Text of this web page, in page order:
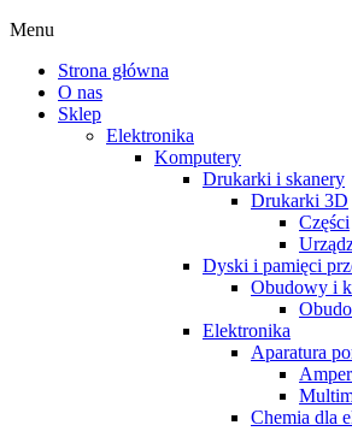
Menu
Strona główna
O nas
Sklep
Elektronika
Komputery
Drukarki i skanery
Drukarki 3D
Części
Dyski i pamięci
Obudowy i
Elektronika
Aparatura
Chemia dla